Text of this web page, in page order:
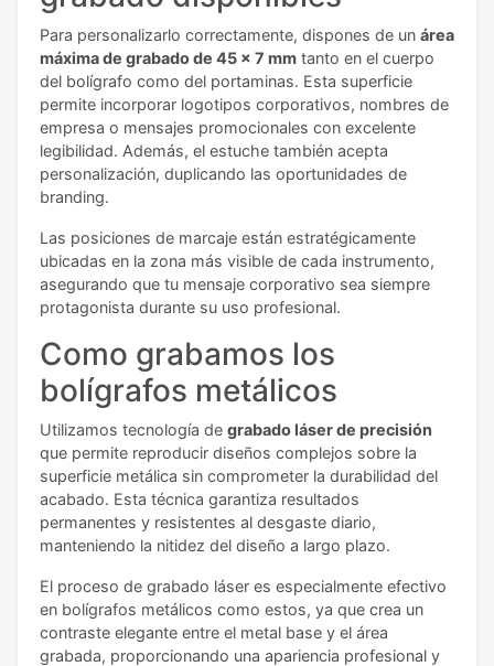
Para personalizarlo correctamente, dispones de un área
máxima de grabado de 45 x 7 mm tanto en el cuerpo
del bolígrafo como del portaminas. Esta superficie
permite incorporar logotipos corporativos, nombres de
empresa o mensajes promocionales con excelente
legibilidad. Además, el estuche también acepta
personalización, duplicando las oportunidades de
branding.
Las posiciones de marcaje están estratégicamente
ubicadas en la zona más visible de cada instrumento,
asegurando que tu mensaje corporativo sea siempre
protagonista durante su uso profesional.
Como grabamos los
bolígrafos metálicos
Utilizamos tecnología de grabado láser de precisión
que permite reproducir diseños complejos sobre la
superficie metálica sin comprometer la durabilidad del
acabado. Esta técnica garantiza resultados
permanentes y resistentes al desgaste diario,
manteniendo la nitidez del diseño a largo plazo.
El proceso de grabado láser es especialmente efectivo
en bolígrafos metálicos como estos, ya que crea un
contraste elegante entre el metal base y el área
grabada, proporcionando una apariencia profesional y